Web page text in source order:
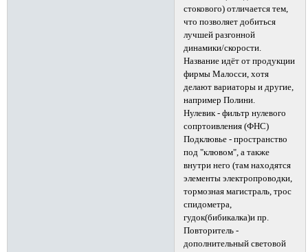
стокового) отличается тем,
что позволяет добиться
лучшей разгонной
динамики/скорости.
Название идёт от продукции
фирмы Малосси, хотя
делают вариаторы и другие,
например Полини.
Нулевик - фильтр нулевого
сопртоивления (ФНС)
Подклювье - пространство
под "клювом", а также
внутри него (там находятся
элементы электропроводки,
тормозная магистраль, трос
спидометра,
гудок(бибикалка)и пр.
Повторитель -
дополнительный световой